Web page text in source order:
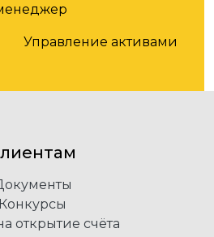
Управление активами
Конкурсы
открытие счёта